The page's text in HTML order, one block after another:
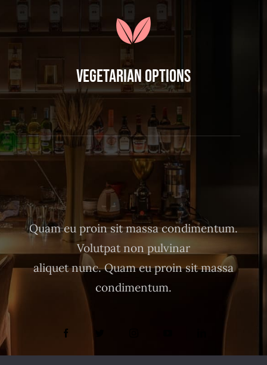
Vegetarian Options
Quam eu proin sit massa condimentum.
Volutpat non pulvinar
aliquet nunc. Quam eu proin sit massa
condimentum.